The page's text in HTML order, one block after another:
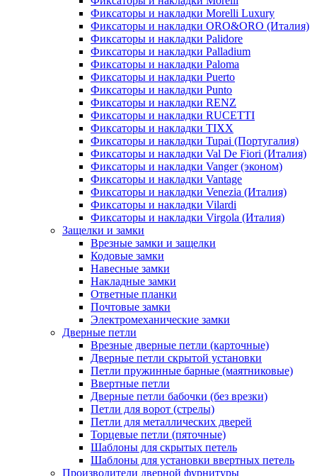
Фиксаторы и накладки Morelli Luxury
Фиксаторы и накладки ORO&ORO (Италия)
Фиксаторы и накладки Palidore
Фиксаторы и накладки Palladium
Фиксаторы и накладки Paloma
Фиксаторы и накладки Puerto
Фиксаторы и накладки Punto
Фиксаторы и накладки RENZ
Фиксаторы и накладки RUCETTI
Фиксаторы и накладки TIXX
Фиксаторы и накладки Tupai (Португалия)
Фиксаторы и накладки Val De Fiori (Италия)
Фиксаторы и накладки Vanger (эконом)
Фиксаторы и накладки Vantage
Фиксаторы и накладки Venezia (Италия)
Фиксаторы и накладки Vilardi
Фиксаторы и накладки Virgola (Италия)
Защелки и замки
Врезные замки и защелки
Кодовые замки
Навесные замки
Накладные замки
Ответные планки
Почтовые замки
Электромеханические замки
Дверные петли
Врезные дверные петли (карточные)
Дверные петли скрытой установки
Петли пружинные барные (маятниковые)
Ввертные петли
Дверные петли бабочки (без врезки)
Петли для ворот (стрелы)
Петли для металлических дверей
Торцевые петли (пяточные)
Шаблоны для скрытых петель
Шаблоны для установки ввертных петель
Производители дверной фурнитуры